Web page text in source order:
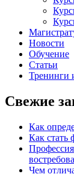
Новости
Обучение
Статьи
Тренинги
Свежие
Как
Как стать
Чем